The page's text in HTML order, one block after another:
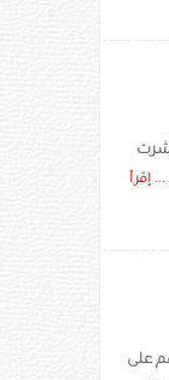
... إقرأ
على